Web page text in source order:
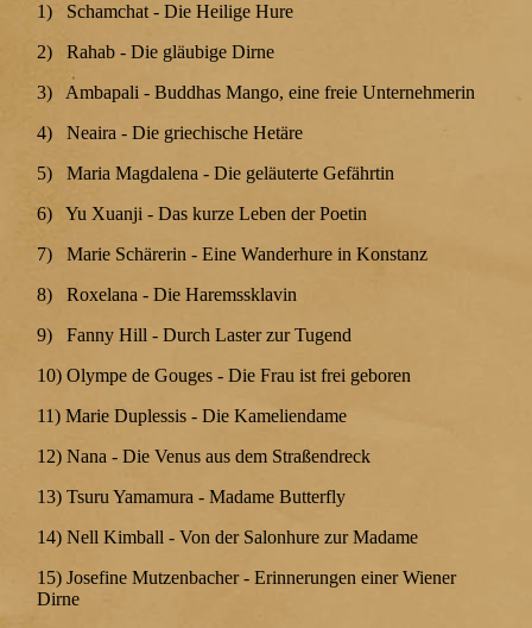
1) Schamchat - Die Heilige Hure
2) Rahab - Die gläubige Dirne
3) Ambapali - Buddhas Mango, eine freie Unternehmerin
4) Neaira - Die griechische Hetäre
5) Maria Magdalena - Die geläuterte Gefährtin
6) Yu Xuanji - Das kurze Leben der Poetin
7) Marie Schärerin - Eine Wanderhure in Konstanz
8) Roxelana - Die Haremssklavin
9) Fanny Hill - Durch Laster zur Tugend
10) Olympe de Gouges - Die Frau ist frei geboren
11) Marie Duplessis - Die Kameliendame
12) Nana - Die Venus aus dem Straßendreck
13) Tsuru Yamamura - Madame Butterfly
14) Nell Kimball - Von der Salonhure zur Madame
15) Josefine Mutzenbacher - Erinnerungen einer Wiener
Dirne